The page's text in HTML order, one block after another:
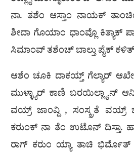
ನಾ. ತಶೆಂ ಆಸ್ತಾಂ ನಾಯಕ್ ತಾಂಚಿಂ
ಶೀದಾ ಗೊಯಾಂ ಧಾಂವ್ಲೊ
ಸಿಮಾಂವ್ ತಶೆಂಚ್ ಬಾಲ್ತು ಪೈಕ್ ಕಳಿತ್
ಆಶೆಂ ಚೂಕಿ ದಾಕಯ್ತ್ ಗೆಲ್ಯಾರ್
ಮುಳ್ಳ್ಯಾರ್ ಕಾಣಿ ಬರಯಿಲ್ಲ್ಯಾನ್
ವಯ್ರ್ ಜಾಂವ್ದಿ , ಸಂಸ್ಕ್ರತೆ
ಕರುಂಕ್ ನಾ ತೆಂ ಉಟೊನ್ ದಿಸ್ತಾ.
ರಾಗ್ ಕರುಂ ಯ್ಯಾ ತಾಚಿ ಭಿರ್ಮೊತ್